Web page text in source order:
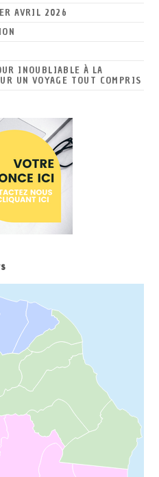
AVRIL 2026
INOUBLIABLE À LA
UN VOYAGE TOUT COMPRIS